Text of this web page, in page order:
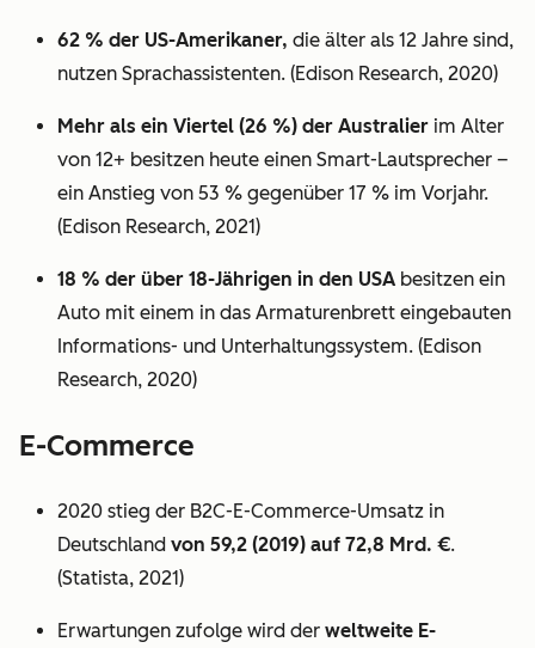
62 % der US-Amerikaner, die älter als 12 Jahre sind,
nutzen Sprachassistenten. (Edison Research, 2020)
Mehr als ein Viertel (26 %) der Australier im Alter
von 12+ besitzen heute einen Smart-Lautsprecher –
ein Anstieg von 53 % gegenüber 17 % im Vorjahr.
(Edison Research, 2021)
18 % der über 18-Jährigen in den USA besitzen ein
Auto mit einem in das Armaturenbrett eingebauten
Informations- und Unterhaltungssystem. (Edison
Research, 2020)
E-Commerce
2020 stieg der B2C-E-Commerce-Umsatz in
Deutschland von 59,2 (2019) auf 72,8 Mrd. €.
(Statista, 2021)
Erwartungen zufolge wird der weltweite E-